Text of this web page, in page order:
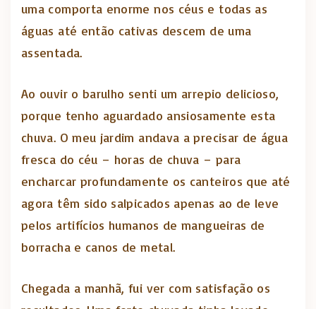
uma comporta enorme nos céus e todas as
águas até então cativas descem de uma
assentada.
Ao ouvir o barulho senti um arrepio delicioso,
porque tenho aguardado ansiosamente esta
chuva. O meu jardim andava a precisar de água
fresca do céu – horas de chuva – para
encharcar profundamente os canteiros que até
agora têm sido salpicados apenas ao de leve
pelos artifícios humanos de mangueiras de
borracha e canos de metal.
Chegada a manhã, fui ver com satisfação os